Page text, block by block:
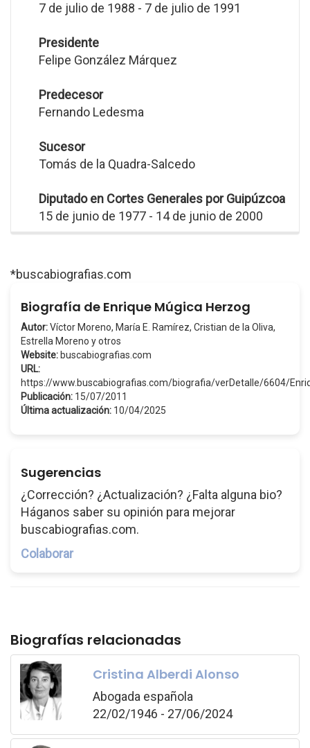
7 de julio de 1988 - 7 de julio de 1991
Presidente
Felipe González Márquez
Predecesor
Fernando Ledesma
Sucesor
Tomás de la Quadra-Salcedo
Diputado en Cortes Generales por Guipúzcoa
15 de junio de 1977 - 14 de junio de 2000
*buscabiografias.com
Biografía de Enrique Múgica Herzog
Autor:Víctor Moreno, María E. Ramírez, Cristian de la Oliva,
Estrella Moreno y otros
Website: buscabiografias.com
URL:
https://www.buscabiografias.com/biografia/verDetalle/6604/
Publicación: 15/07/2011
Última actualización: 10/04/2025
Sugerencias
¿Corrección? ¿Actualización? ¿Falta alguna bio?
Háganos saber su opinión para mejorar
buscabiografias.com.
Colaborar
Biografías relacionadas
Cristina Alberdi Alonso
Abogada española
22/02/1946 - 27/06/2024